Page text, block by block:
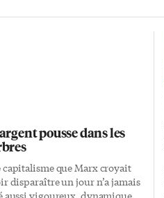
simplement, ce ne soit les
nacrés des cristaux de glace
flocons de neige de nos
[…]
pousse dans les
capitalisme que Marx croyait
disparaître un jour n’a jamais
aussi vigoureux, dynamique,